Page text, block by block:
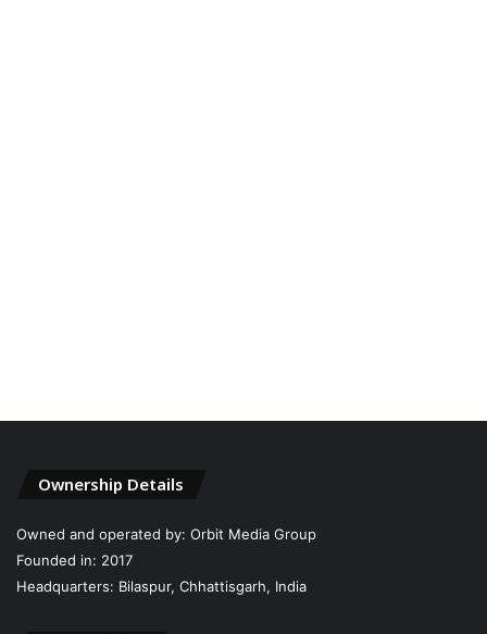
Ownership Details
Owned and operated by: Orbit Media Group
Founded in: 2017
Headquarters: Bilaspur, Chhattisgarh, India